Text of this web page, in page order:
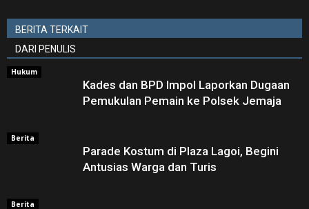
BERITA TERKAIT
DARI PENULIS
Hukum
Kades dan BPD Impol Laporkan Dugaan
Pemukulan Pemain ke Polsek Jemaja
Berita
Parade Kostum di Plaza Lagoi, Begini
Antusias Warga dan Turis
Berita